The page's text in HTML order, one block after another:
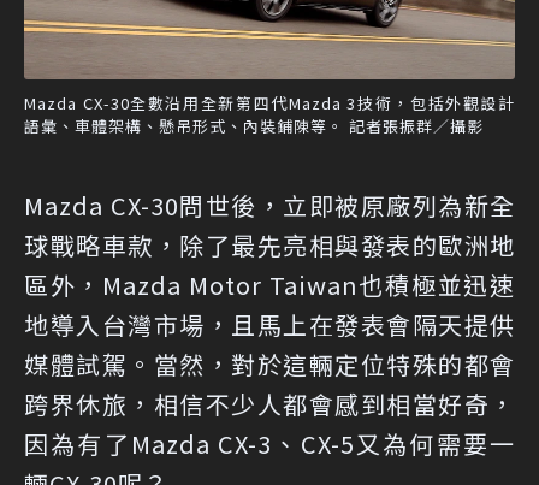
Mazda CX-30全數沿用全新第四代Mazda 3技術，包括外觀設計
語彙、車體架構、懸吊形式、內裝鋪陳等。 記者張振群／攝影
Mazda CX-30問世後，立即被原廠列為新全
球戰略車款，除了最先亮相與發表的歐洲地
區外，Mazda Motor Taiwan也積極並迅速
地導入台灣市場，且馬上在發表會隔天提供
媒體試駕。當然，對於這輛定位特殊的都會
跨界休旅，相信不少人都會感到相當好奇，
因為有了Mazda CX-3、CX-5又為何需要一